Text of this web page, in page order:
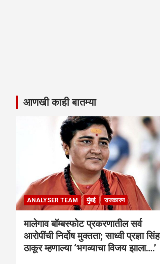
आणखी काही बातम्या
ANALYSER TEAM मुंबई राजकारण
मालेगाव बॉम्बस्फोट प्रकरणातील सर्व
आरोपींची निर्दोष मुक्तता; साध्वी प्रज्ञा सिंह
ठाकूर म्हणाल्या ‘भगव्याचा विजय झाला….’